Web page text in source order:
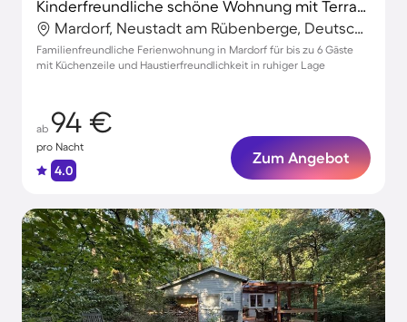
Kinderfreundliche schöne Wohnung mit Terrasse, Garten und Grill | Haustierfreundlich
Mardorf, Neustadt am Rübenberge, Deutschland
Familienfreundliche Ferienwohnung in Mardorf für bis zu 6 Gäste
mit Küchenzeile und Haustierfreundlichkeit in ruhiger Lage
ab 94 €
pro Nacht
4.0
Zum Angebot